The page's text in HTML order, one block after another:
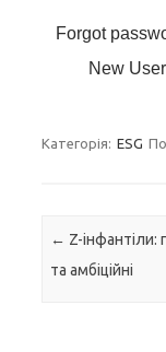
Forgot
New
Категорія: ESG
Навігація по
← Z-інфантіли:
та амбіційні